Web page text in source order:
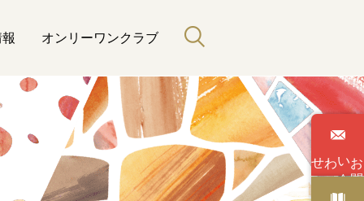
い
わせ
オンリーワンクラブ